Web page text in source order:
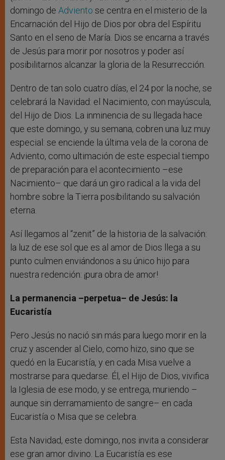
domingo de Adviento se centra en el misterio de la
Encarnación del Hijo de Dios por obra del Espíritu
Santo en el seno de María. Dios se encarna a través
de Jesús para morir por nosotros y poder así
posibilitarnos alcanzar la gloria de la Resurrección.
Dentro de tan solo cuatro días, el 24 por la noche, se
celebrará la Navidad: el Nacimiento, con mayúscula,
del Hijo de Dios. La inminencia de su llegada hace
que este domingo, y su semana, cobren una luz muy
especial: se enciende la última vela de la corona de
Adviento, como ultimación de este especial tiempo
de preparación para el acontecimiento –ese
Nacimiento– que dará un giro radical a la vida del
hombre sobre la Tierra posibilitando su salvación
eterna.
Así llegamos al “zenit” de la historia de la salvación:
la luz de ese sol que es al amor de Dios llega a su
punto culmen enviándonos a su único hijo para
nuestra redención: ¡pura obra de amor!
La permanencia –perpetua– de Jesús: la
Eucaristía
Pero Jesús no nació sin más para luego morir en la
cruz y ascender al Cielo, como hizo, sino que se
quedó en la Eucaristía, y en cada Misa vuelve a
mostrarse para quedarse. Él, el Hijo de Dios, vivifica
la Iglesia de ese modo, y se entrega, muriendo –
aunque sin derramamiento de sangre– en cada
Eucaristía o Misa que se celebra.
Esta Navidad, este domingo, nos invita a considerar
ese gran amor divino. La Eucaristía es ese